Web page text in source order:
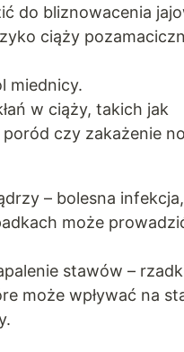
do bliznowacenia
ciąży
miednicy.
w ciąży, takich jak
czy zakażenie
– bolesna
może
stawów –
może wpływać na